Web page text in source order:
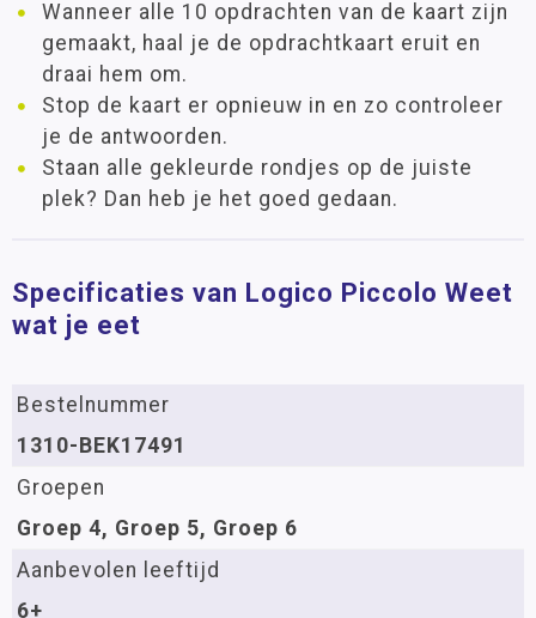
Wanneer alle 10 opdrachten van de kaart zijn
gemaakt, haal je de opdrachtkaart eruit en
draai hem om.
Stop de kaart er opnieuw in en zo controleer
je de antwoorden.
Staan alle gekleurde rondjes op de juiste
plek? Dan heb je het goed gedaan.
Specificaties van Logico Piccolo Weet
wat je eet
Bestelnummer
1310-BEK17491
Groepen
Groep 4, Groep 5, Groep 6
Aanbevolen leeftijd
6+